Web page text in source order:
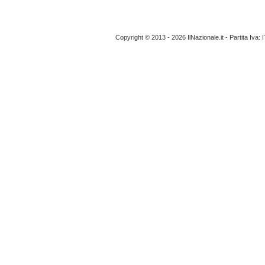
Copyright © 2013 - 2026 IlNazionale.it - Partita Iva: